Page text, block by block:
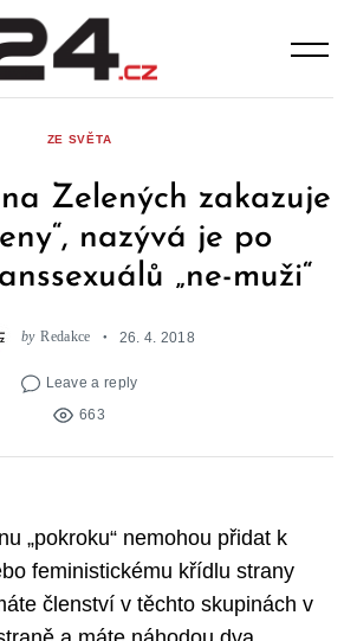
ZE SVĚTA
Zelených zakazuje
nazývá je po
„ne-muži“
by Redakce 26. 4. 2018
Leave a reply
663
„pokroku“ nemohou přidat k
feministickému křídlu strany
členství v těchto skupinách v